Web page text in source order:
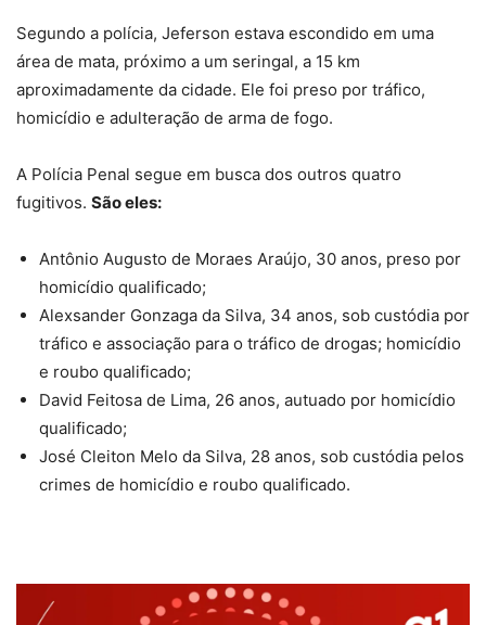
Segundo a polícia, Jeferson estava escondido em uma
área de mata, próximo a um seringal, a 15 km
aproximadamente da cidade. Ele foi preso por tráfico,
homicídio e adulteração de arma de fogo.
A Polícia Penal segue em busca dos outros quatro
fugitivos. São eles:
Antônio Augusto de Moraes Araújo, 30 anos, preso por
homicídio qualificado;
Alexsander Gonzaga da Silva, 34 anos, sob custódia por
tráfico e associação para o tráfico de drogas; homicídio
e roubo qualificado;
David Feitosa de Lima, 26 anos, autuado por homicídio
qualificado;
José Cleiton Melo da Silva, 28 anos, sob custódia pelos
crimes de homicídio e roubo qualificado.